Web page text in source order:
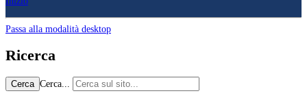
Passa alla modalità desktop
Ricerca
Cerca Cerca...